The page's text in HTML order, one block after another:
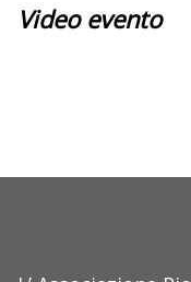
Video evento